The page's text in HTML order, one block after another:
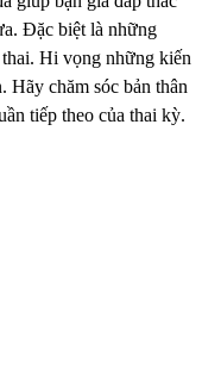
Đặc biệt là những
Hi vọng những kiến
Hãy chăm sóc bản thân
tiếp theo của thai kỳ.